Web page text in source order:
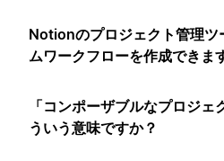
Notionのプロジェクト管理ツ
ムワークフローを作成できま
「コンポーザブルなプロジェ
ういう意味ですか？